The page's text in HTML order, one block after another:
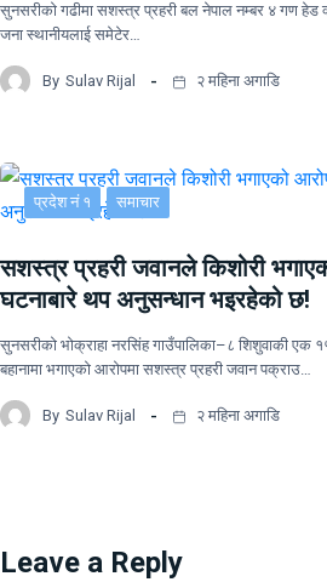
सुनसरीकाे गढीमा सशस्त्र प्रहरी बल नेपाल नम्बर ४ गण हेड
जना स्थानीयलाई समेटेर…
By Sulav Rijal २ महिना अगाडि
प्रदेश नं १ समाचार
सशस्त्र प्रहरी जवानले किशोरी
घटनाबारे थप अनुसन्धान भइरहेको छ!
सुनसरीको भोक्राहा नरसिंह गाउँपालिका–८ शिशुवाकी एक १५
बहानामा भगाएको आरोपमा सशस्त्र प्रहरी जवान पक्राउ…
By Sulav Rijal २ महिना अगाडि
Leave a Reply